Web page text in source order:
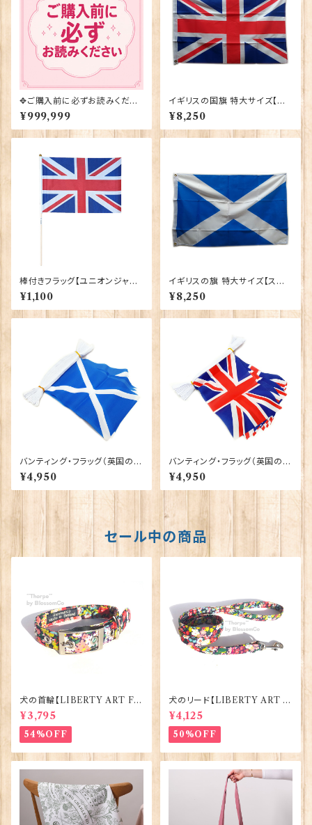
✥ご購入前に必ずお読みくださ
い✥
¥999,999
イギリスの国旗 特大サイズ【ユ
ニオンジャック】Worldwide Fl
ags 90036-A
¥8,250
棒付きフラッグ【ユニオンジャッ
ク】Elgate Products 90150
¥1,100
イギリスの旗 特大サイズ【スコッ
トランド】Worldwide Flags 9
0036-B
¥8,250
バンティング・フラッグ（英国の万
国旗）【セントアンドリュースクロ
ス】Worldwide Flags 90050
-SCOT
¥4,950
バンティング・フラッグ（英国の万
国旗）【ユニオンジャック】Worl
dwide Flags 90050-UJ
¥4,950
セール中の商品
犬の首輪【LIBERTY ART FA
BRIC=Thorpe】BlossomCo
90295
¥3,795
54%OFF
犬のリード【LIBERTY ART F
ABRIC=Thorpe】BlossomC
o 90294
¥4,125
50%OFF